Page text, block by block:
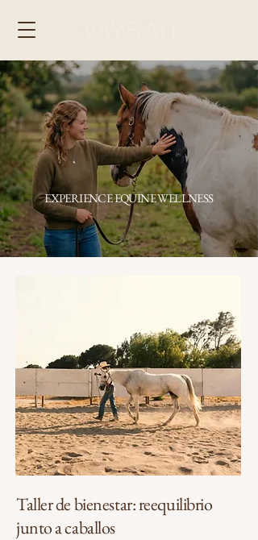
EXPERIENCE EQUINE WELLNESS
Taller de bienestar: reequilibrio
junto a caballos